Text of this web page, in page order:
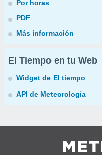
Por horas
PDF
Más información
El Tiempo en tu Web
Widget de El tiempo
API de Meteorología